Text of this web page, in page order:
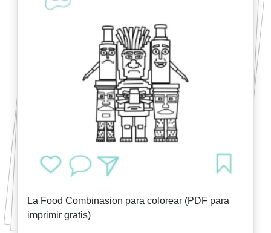
La Food Combinasion para colorear (PDF para
imprimir gratis)